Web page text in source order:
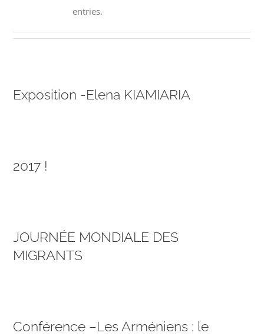
entries.
Exposition -Elena KIAMIARIA
2017 !
JOURNÉE MONDIALE DES
MIGRANTS
Conférence –Les Arméniens : le